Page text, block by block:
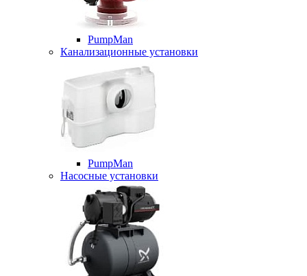
PumpMan
Канализационные установки
PumpMan
Насосные установки